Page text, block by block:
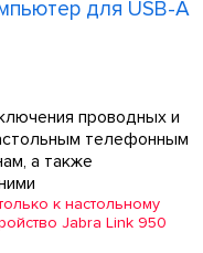
для USB-A
проводных и
телефонным
а также
к настольному
Jabra Link 950